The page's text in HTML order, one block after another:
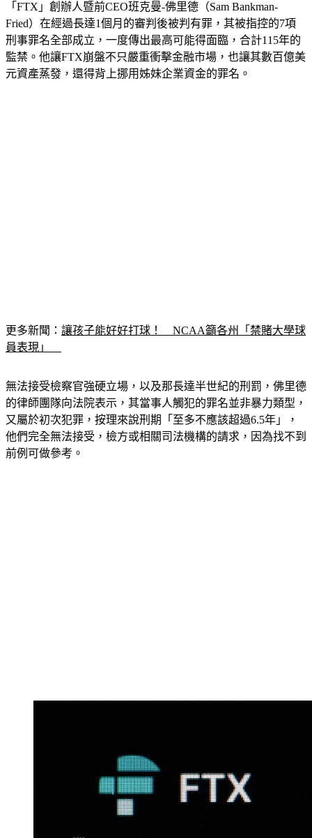
「FTX」創辦人暨前CEO班克曼-佛里德（Sam Bankman-
Fried）在經過長達1個月的審判後被判有罪，其被指控的7項
刑事罪名全部成立，一度傳出最高可能得面臨，合計115年的
監禁。他讓FTX崩盤不只嚴重衝擊金融市場，也讓其數百億美
元資產蒸發，還得背上挪用姊妹企業資金的罪名。
更多新聞： 讓孩子能好好打球！　NCAA籲各州「禁賭大學球
員表現」
無法接受檢察官強硬立場，以及那長達半世紀的刑罰，佛里德
的律師團隊向法院表示，其當事人觸犯的罪名並非暴力類型，
又屬於初次犯罪，按理來說刑期「至多不應該超過6.5年」，
他們完全無法接受，檢方或相關司法機構的請求，因為找不到
前例可做參考。